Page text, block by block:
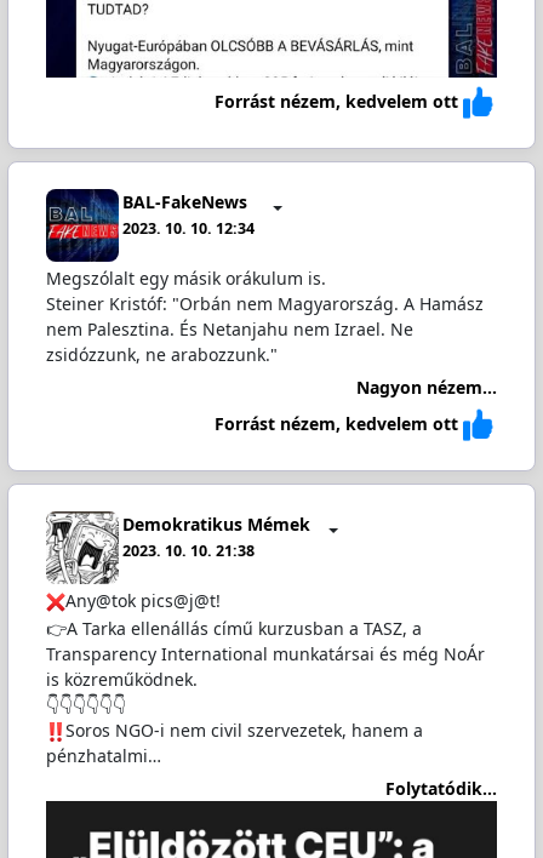
Forrást nézem, kedvelem ott
BAL-FakeNews
2023. 10. 10. 12:34
Megszólalt egy másik orákulum is.
Steiner Kristóf: "Orbán nem Magyarország. A Hamász
nem Palesztina. És Netanjahu nem Izrael. Ne
zsidózzunk, ne arabozzunk."
Nagyon nézem...
Forrást nézem, kedvelem ott
Demokratikus Mémek
2023. 10. 10. 21:38
Any@tok pics@j@t!
👉A Tarka ellenállás című kurzusban a TASZ, a
Transparency International munkatársai és még NoÁr
is közreműködnek.
👇👇👇👇👇👇
️Soros NGO-i nem civil szervezetek, hanem a
pénzhatalmi…
Folytatódik...